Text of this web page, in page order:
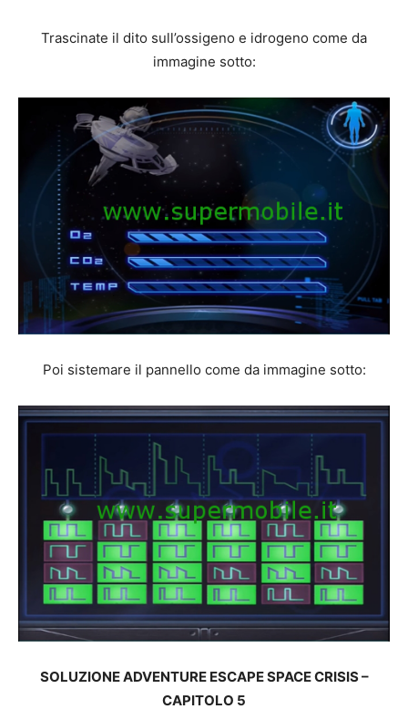
Trascinate il dito sull’ossigeno e idrogeno come da
immagine sotto:
Poi sistemare il pannello come da immagine sotto:
SOLUZIONE ADVENTURE ESCAPE SPACE CRISIS –
CAPITOLO 5